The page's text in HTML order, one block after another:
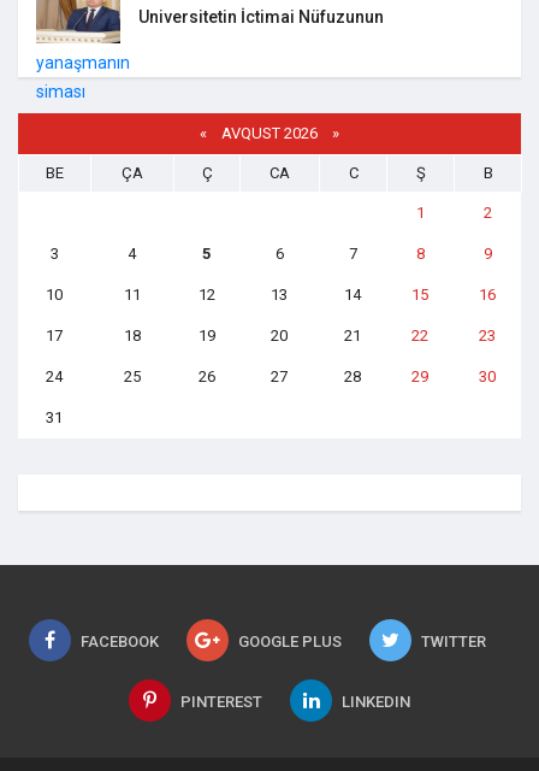
Universitetin İctimai Nüfuzunun
« AVQUST 2026 »
BE ÇA Ç CA C Ş B
1 2
3 4 5 6 7 8 9
10 11 12 13 14 15 16
17 18 19 20 21 22 23
24 25 26 27 28 29 30
31
FACEBOOK GOOGLE PLUS TWITTER
PINTEREST LINKEDIN